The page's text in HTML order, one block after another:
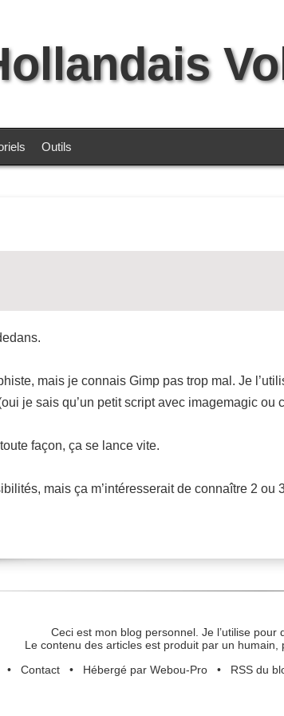
Outils
mais je connais Gimp pas trop mal. Je
je sais qu’un petit script avec imagemagic
façon, ça se lance vite.
mais ça m’intéresserait de connaître 2 ou
Ceci est mon blog personnel. Je l’utilise
Le contenu des articles est produit par un
Contact• Hébergé par Webou-Pro• RSS du